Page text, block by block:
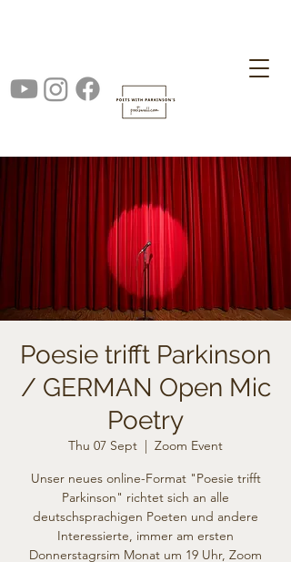
Poesie trifft Parkinson
/ GERMAN Open Mic
Poetry
Thu 07 Sept
  |
Zoom Event
Unser neues online-Format "Poesie trifft
Parkinson" richtet sich an alle
deutschsprachigen Poeten und andere
Interessierte, immer am ersten
Donnerstagrsim Monat um 19 Uhr, Zoom